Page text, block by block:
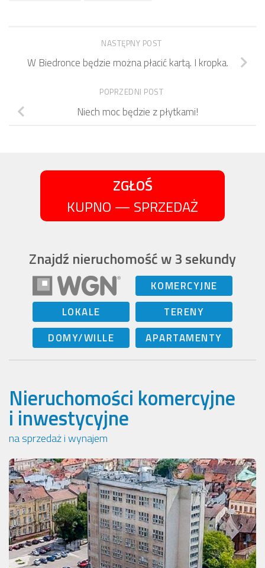
NASTĘPNY POST
W Biedronce będzie można płacić kartą. I kropka.
POPRZEDNI POST
Niech moc będzie z płytkami!
ZGŁOŚ
KUPNO — SPRZEDAŻ
Znajdź nieruchomość w 3 sekundy
KOMERCYJNE
LOKALE
TERENY
DOMY/WILLE
APARTAMENTY
Nieruchomości komercyjne
i inwestycyjne
na sprzedaż i wynajem